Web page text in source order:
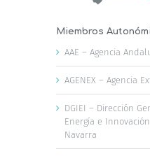
Miembros
AAE – Agencia
AGENEX – Agencia
DGIEI – Dirección
Energía e
Navarra